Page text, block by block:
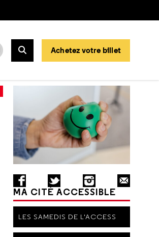
Rechercher
Achetez votre billet
MA CITÉ ACCESSIBLE
LES SAMEDIS DE L'ACCESS